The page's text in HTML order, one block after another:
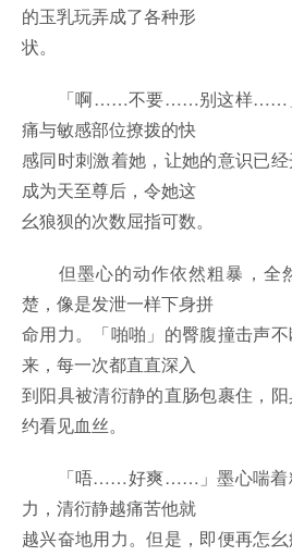
的玉乳玩弄成了各种形
状。
「啊……不要……别这样……」
痛与敏感部位撩拨的快
感同时刺激着她，让她的意识已
成为天至尊后，令她这
幺狼狈的次数屈指可数。
但墨心的动作依然粗暴，全
楚，像是发泄一样下身拼
命用力。「啪啪」的臀腹撞击声
来，每一次都直直深入
到阳具被清衍静的直肠包裹住，
约看见血丝。
「唔……好爽……」墨心喘着粗
力，清衍静越痛苦他就
越兴奋地用力。但是，即便再怎